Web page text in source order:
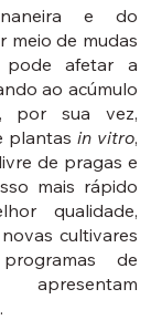
e do
meio de mudas
pode afetar a
ao acúmulo
por sua vez,
plantas in vitro,
de pragas e
mais rápido
qualidade,
cultivares
de